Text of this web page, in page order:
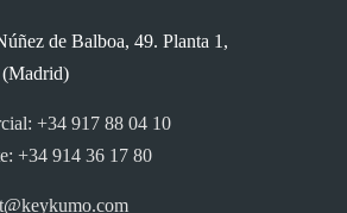
de Balboa, 49. Planta 1,
(Madrid)
+34 917 88 04 10
+34 914 36 17 80